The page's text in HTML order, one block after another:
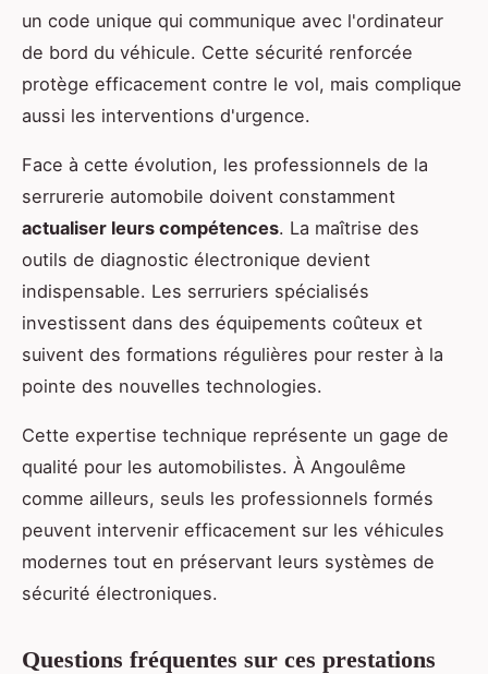
un code unique qui communique avec l'ordinateur
de bord du véhicule. Cette sécurité renforcée
protège efficacement contre le vol, mais complique
aussi les interventions d'urgence.
Face à cette évolution, les professionnels de la
serrurerie automobile doivent constamment
actualiser leurs compétences. La maîtrise des
outils de diagnostic électronique devient
indispensable. Les serruriers spécialisés
investissent dans des équipements coûteux et
suivent des formations régulières pour rester à la
pointe des nouvelles technologies.
Cette expertise technique représente un gage de
qualité pour les automobilistes. À Angoulême
comme ailleurs, seuls les professionnels formés
peuvent intervenir efficacement sur les véhicules
modernes tout en préservant leurs systèmes de
sécurité électroniques.
Questions fréquentes sur ces prestations